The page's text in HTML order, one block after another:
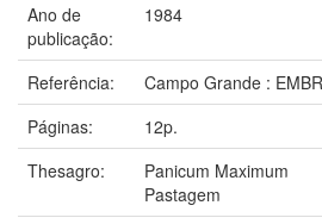
Ano de
publicação:
1984
Referência:
Campo Grande :
Páginas:
12p.
Thesagro:
Panicum Maximum
Pastagem